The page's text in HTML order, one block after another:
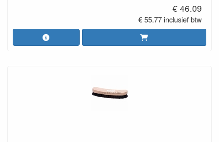
€ 46.09
€ 55.77 inclusief btw